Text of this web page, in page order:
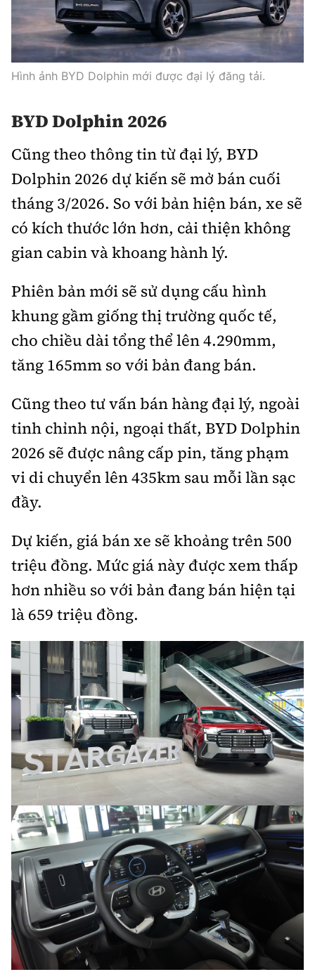
Hình ảnh BYD Dolphin mới được đại lý đăng tải.
BYD Dolphin 2026
Cũng theo thông tin từ đại lý, BYD
Dolphin 2026 dự kiến sẽ mở bán cuối
tháng 3/2026. So với bản hiện bán, xe sẽ
có kích thước lớn hơn, cải thiện không
gian cabin và khoang hành lý.
Phiên bản mới sẽ sử dụng cấu hình
khung gầm giống thị trường quốc tế,
cho chiều dài tổng thể lên 4.290mm,
tăng 165mm so với bản đang bán.
Cũng theo tư vấn bán hàng đại lý, ngoài
tinh chỉnh nội, ngoại thất, BYD Dolphin
2026 sẽ được nâng cấp pin, tăng phạm
vi di chuyển lên 435km sau mỗi lần sạc
đầy.
Dự kiến, giá bán xe sẽ khoảng trên 500
triệu đồng. Mức giá này được xem thấp
hơn nhiều so với bản đang bán hiện tại
là 659 triệu đồng.